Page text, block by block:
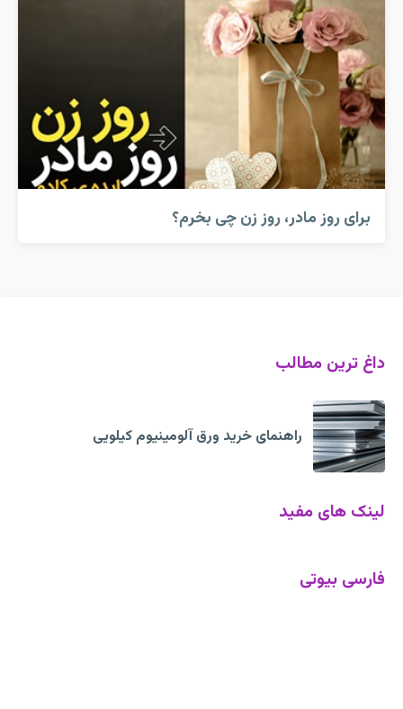
برای روز مادر، روز زن چی بخرم؟
داغ ترین مطالب
راهنمای خرید ورق آلومینیوم کیلویی
لینک های مفید
فارسی بیوتی